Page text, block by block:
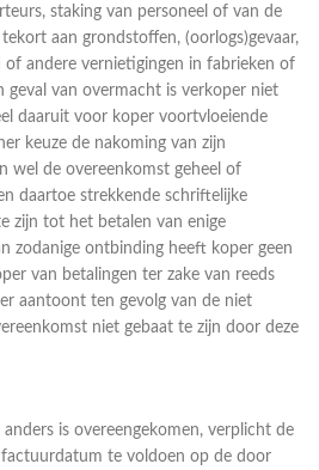
staking van personeel of van de
aan grondstoffen, (oorlogs)gevaar,
of andere vernietigingen in fabrieken of
geval van overmacht is verkoper niet
daaruit voor koper voortvloeiende
keuze de nakoming van zijn
wel de overeenkomst geheel of
daartoe strekkende schriftelijke
zijn tot het betalen van enige
zodanige ontbinding heeft koper geen
van betalingen ter zake van reeds
aantoont ten gevolg van de niet
niet gebaat te zijn door deze
is overeengekomen, verplicht de
te voldoen op de door